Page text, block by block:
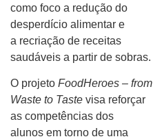
como foco a redução do
desperdício alimentar e
a recriação de receitas
saudáveis a partir de sobras.
O projeto FoodHeroes – from
Waste to Taste visa reforçar
as competências dos
alunos em torno de uma